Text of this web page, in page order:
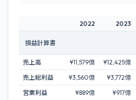
2022 2023
損益計算書
売上高 ¥11,579億 ¥12,425億
売上総利益
¥3,560億 ¥3,772億
営業利益
¥889億 ¥917億